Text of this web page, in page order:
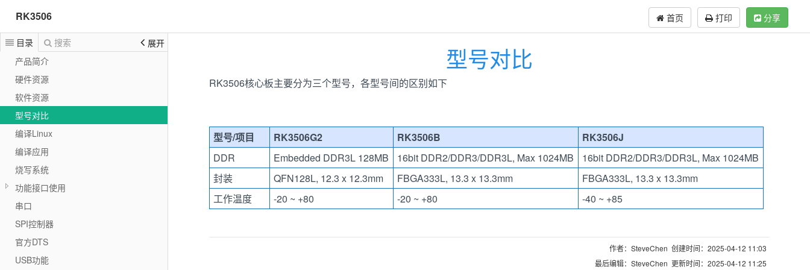
RK3506 首页 打印 分享
目录 搜索
展开
产品简介
硬件资源
软件资源
型号对比
编译Linux
编译应用
烧写系统
功能接口使用
串口
SPI控制器
官方DTS
USB功能
型号对比
RK3506核心板主要分为三个型号，各型号间的区别如下
型号/项目 RK3506G2 RK3506B
RK3506J
DDR
Embedded DDR3L 128MB 16bit DDR2/DDR3/DDR3L, Max 1024MB
16bit DDR2/DDR3/DDR3L, Max 1024MB
封装
QFN128L, 12.3 x 12.3mm FBGA333L, 13.3 x 13.3mm
FBGA333L, 13.3 x 13.3mm
工作温度
-20 ~ +80 -20 ~ +80 -40 ~ +85
作者：SteveChen 创建时间：2025-04-12 11:03
最后编辑：SteveChen 更新时间：2025-04-12 11:25